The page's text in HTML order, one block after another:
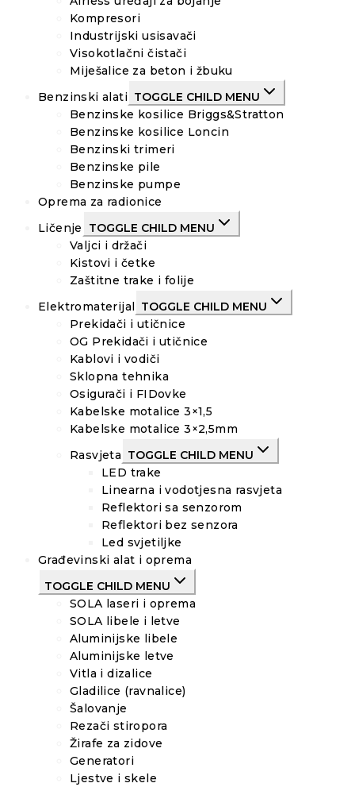
Kompresori
Industrijski usisavači
Visokotlačni čistači
Miješalice za beton i žbuku
Benzinski alati TOGGLE CHILD MENU
Benzinske kosilice Briggs&Stratton
Benzinske kosilice Loncin
Benzinski trimeri
Benzinske pile
Benzinske pumpe
Oprema za radionice
Ličenje
TOGGLE CHILD MENU
Valjci i držači
Kistovi i četke
Zaštitne trake i folije
Elektromaterijal
TOGGLE CHILD MENU
Prekidači i utičnice
OG Prekidači i utičnice
Kablovi i vodiči
Sklopna tehnika
Osigurači i FIDovke
Kabelske motalice 3×1,5
Kabelske motalice 3×2,5mm
Rasvjeta TOGGLE CHILD MENU
LED trake
Linearna i vodotjesna rasvjeta
Reflektori sa senzorom
Reflektori bez senzora
Led svjetiljke
Građevinski alat i oprema
TOGGLE CHILD MENU
SOLA laseri i oprema
SOLA libele i letve
Aluminijske libele
Aluminijske letve
Vitla i dizalice
Gladilice (ravnalice)
Šalovanje
Rezači stiropora
Žirafe za zidove
Generatori
Ljestve i skele